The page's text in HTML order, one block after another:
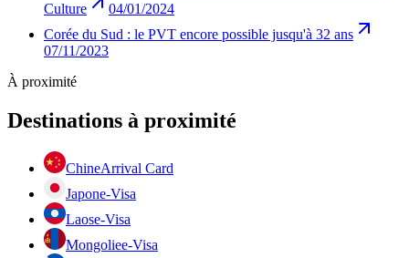
Culture
04/01/2024
Corée du Sud : le PVT encore possible jusqu'à 32 ans
07/11/2023
À proximité
Destinations à proximité
ChineArrival Card
Japone-Visa
Laose-Visa
Mongoliee-Visa